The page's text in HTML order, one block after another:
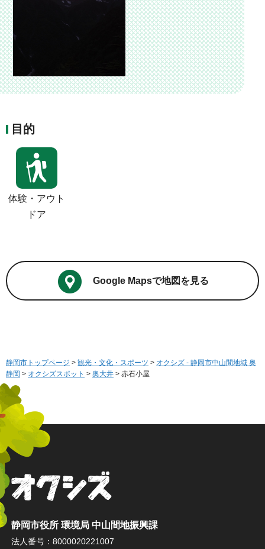
目的
体験・アウト
ドア
Google Mapsで地図を見る
静岡市トップページ > 観光・文化・スポーツ > オクシズ - 静岡市中山間地域 奥
静岡 > オクシズスポット > 奥大井 > 赤石小屋
静岡市役所 環境局 中山間地振興課
法人番号：8000020221007